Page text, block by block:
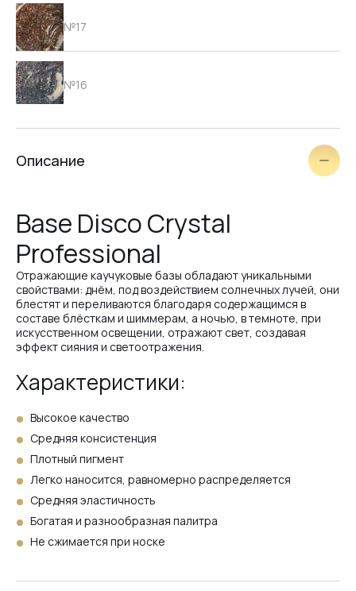
№17
№16
№3
№25
№26
№24
№22
Описание
Base Disco Crystal
Professional
Отражающие каучуковые базы обладают уникальными
свойствами: днём, под воздействием солнечных лучей, они
блестят и переливаются благодаря содержащимся в
составе блёсткам и шиммерам, а ночью, в темноте, при
искусственном освещении, отражают свет, создавая
эффект сияния и светоотражения.
Характеристики:
Высокое качество
Средняя консистенция
Плотный пигмент
Легко наносится, равномерно распределяется
Средняя эластичность
Богатая и разнообразная палитра
Не сжимается при носке